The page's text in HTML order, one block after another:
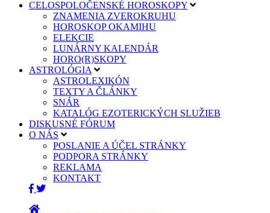
CELOSPOLOČENSKÉ HOROSKOPY
ZNAMENIA ZVEROKRUHU
HOROSKOP OKAMIHU
ELEKCIE
LUNÁRNY KALENDÁR
HORO(R)SKOPY
ASTROLÓGIA
ASTROLEXIKÓN
TEXTY A ČLÁNKY
SNÁR
KATALÓG EZOTERICKÝCH SLUŽIEB
DISKUSNÉ FÓRUM
O NÁS
POSLANIE A ÚČEL STRÁNKY
PODPORA STRÁNKY
REKLAMA
KONTAKT